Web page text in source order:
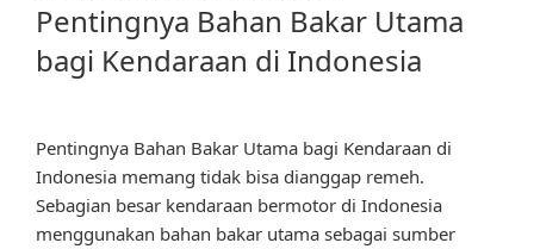
Pentingnya Bahan Bakar Utama
bagi Kendaraan di Indonesia
Pentingnya Bahan Bakar Utama bagi Kendaraan di
Indonesia memang tidak bisa dianggap remeh.
Sebagian besar kendaraan bermotor di Indonesia
menggunakan bahan bakar utama sebagai sumber